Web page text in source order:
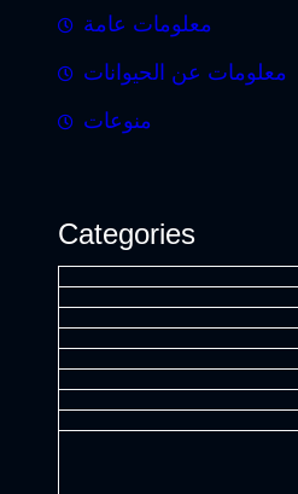
معلومات عامة
معلومات عن الحيوانات
منوعات
Categories